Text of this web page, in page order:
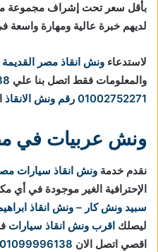
بأقل سعر تحت إشراف مجموعة من
لديهم خبرة عالية ومهارة واسعة
لاستدعاء ونش انقاذ مصر القديمة
والمعلومات فقط اتصل بنا علي
01002752271 رقم ونش الانقاذ
ونش عربيات في
نقدم خدمة ونش انقاذ سيارات
الإحترافية الغير موجودة في أي
سبيد ونش كار – ونش انقاذ
ليصلك اقرب ونش انقاذ سيارات
اقصي اتصل الان 01099996138